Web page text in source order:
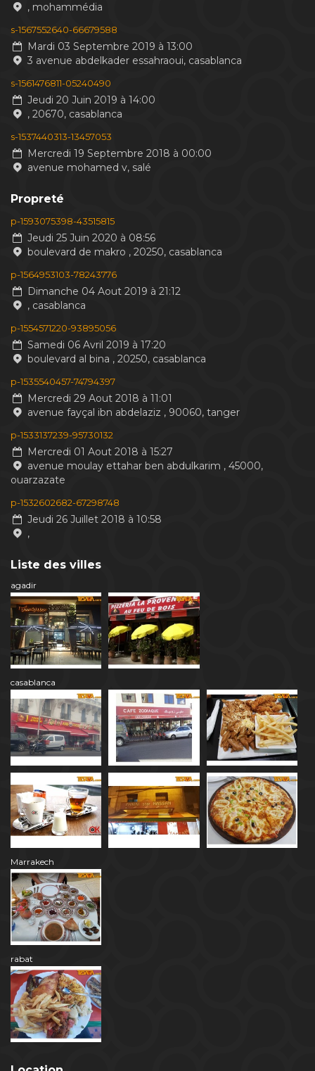
, mohammédia
s-1567552640-66679588
Mardi 03 Septembre 2019 à 13:00
3 avenue abdelkader essahraoui, casablanca
s-1561476811-05240490
Jeudi 20 Juin 2019 à 14:00
, 20670, casablanca
s-1537440313-13457053
Mercredi 19 Septembre 2018 à 00:00
avenue mohamed v, salé
Propreté
p-1593075398-43515815
Jeudi 25 Juin 2020 à 08:56
boulevard de makro , 20250, casablanca
p-1564953103-78243776
Dimanche 04 Aout 2019 à 21:12
, casablanca
p-1554571220-93895056
Samedi 06 Avril 2019 à 17:20
boulevard al bina , 20250, casablanca
p-1535540457-74794397
Mercredi 29 Aout 2018 à 11:01
avenue fayçal ibn abdelaziz , 90060, tanger
p-1533137239-95730132
Mercredi 01 Aout 2018 à 15:27
avenue moulay ettahar ben abdulkarim , 45000,
ouarzazate
p-1532602682-67298748
Jeudi 26 Juillet 2018 à 10:58
,
Liste des villes
agadir
casablanca
Marrakech
rabat